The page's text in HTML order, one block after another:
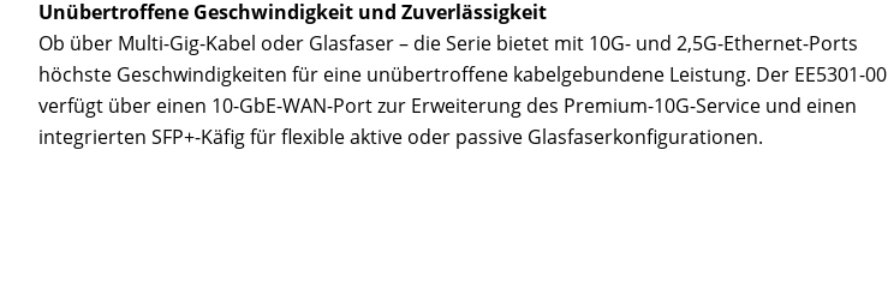
Unübertroffene Geschwindigkeit und Zuverlässigkeit
Ob über Multi-Gig-Kabel oder Glasfaser – die Serie bietet mit 10G- und 2,5G-Ethernet-Ports
höchste Geschwindigkeiten für eine unübertroffene kabelgebundene Leistung. Der EE5301-00
verfügt über einen 10-GbE-WAN-Port zur Erweiterung des Premium-10G-Service und einen
integrierten SFP+-Käfig für flexible aktive oder passive Glasfaserkonfigurationen.